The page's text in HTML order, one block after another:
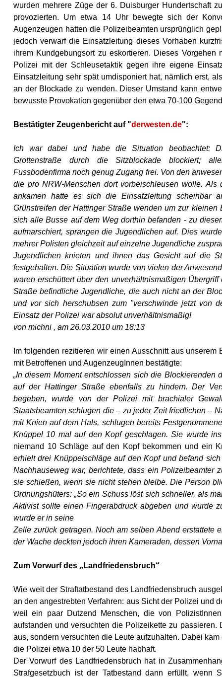
wurden mehrere Züge der 6. Duisburger Hundertschaft
provozierten. Um etwa 14 Uhr bewegte sich der
Augenzeugen hatten die Polizeibeamten ursprünglich
jedoch verwarf die Einsatzleitung dieses Vorhaben
ihrem Kundgebungsort zu eskortieren. Dieses
Polizei mit der Schleusetaktik gegen ihre eigene
Einsatzleitung sehr spät umdisponiert hat, nämlich erst,
an der Blockade zu wenden. Dieser Umstand kann
bewusste Provokation gegenüber den etwa 70-100
Bestätigter Zeugenbericht auf "derwesten.de":
Ich war dabei und habe die Situation beobachtet:
Grottenstraße durch die Sitzblockade blockiert;
Fussbodenfirma noch genug Zugang frei. Von den
die pro NRW-Menschen dort vorbeischleusen wolle. Als
ankamen hatte es sich die Einsatzleitung scheinbar
Grünstreifen der Hattinger Straße wenden um zur kleinen
sich alle Busse auf dem Weg dorthin befanden - zu
aufmarschiert, sprangen die Jugendlichen auf. Dies
mehrer Polisten gleichzeit auf einzelne Jugendliche
Jugendlichen knieten und ihnen das Gesicht auf die
festgehalten. Die Situation wurde von vielen der
waren erschüttert über den unverhältnismaßigen
Straße befindliche Jugendliche, die auch nicht an der
und vor sich herschubsen zum "verschwinde jetzt von
Einsatz der Polizei war absolut unverhältnismaßig!
von michni , am 26.03.2010 um 18:13
Im folgenden rezitieren wir einen Ausschnitt aus
mit Betroffenen und AugenzeugInnen bestätigte:
„In diesem Moment entschlossen sich die Blockierenden
auf der Hattinger Straße ebenfalls zu hindern. Der
begeben, wurde von der Polizei mit brachialer
Staatsbeamten schlugen die – zu jeder Zeit friedlichen –
mit Knien auf dem Hals, schlugen bereits
Knüppel 10 mal auf den Kopf geschlagen. Sie wurde
niemand 10 Schläge auf den Kopf bekommen und ein
erhielt drei Knüppelschläge auf den Kopf und befand
Nachhauseweg war, berichtete, dass ein Polizeibeamter
sie schießen, wenn sie nicht stehen bleibe. Die Person
Ordnungshüters: „So ein Schuss löst sich schneller, als
Aktivist sollte einen Fingerabdruck abgeben und wurde
wurde er in seine
Zelle zurück getragen. Noch am selben Abend erstattete
der Wache deckten jedoch ihren Kameraden, dessen
Zum Vorwurf des „Landfriedensbruch“
Wie weit der Straftatbestand des Landfriedensbruch
an den angestrebten Verfahren: aus Sicht der Polizei und
weil ein paar Dutzend Menschen, die von
aufstanden und versuchten die Polizeikette zu
aus, sondern versuchten die Leute aufzuhalten. Dabei
die Polizei etwa 10 der 50 Leute habhaft.
Der Vorwurf des Landfriedensbruch hat in
Strafgesetzbuch ist der Tatbestand dann erfüllt, wenn